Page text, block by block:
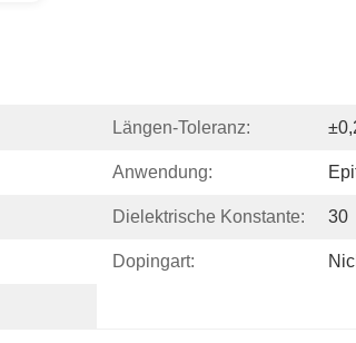
Längen-Toleranz:
Anwendung:
Dielektrische Konstante: 30
Dopingart: